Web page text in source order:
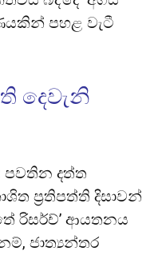
පහළ වැටී
දෙවැනි
දත්ත
ප්‍රතිපත්ති දිසාවන්
රිසර්ච්’ ආයතනය
ජාත්‍යන්තර